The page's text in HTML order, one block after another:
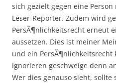
sich gezielt gegen eine
Leser-Reporter. Zudem wird
PersÃ¶nlichkeitsrecht erneut
aussetzen. Dies ist meiner
und ein PersÃ¶nlichkeitsrecht
ignorieren geschweige denn
Wer dies genauso sieht, sollte